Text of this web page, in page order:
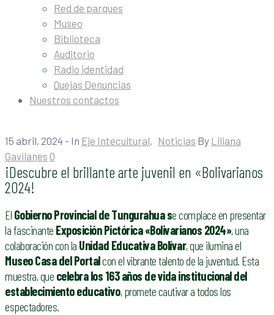
Red de parques
Museo
Biblioteca
Auditorio
Radio identidad
Quejas Denuncias
Nuestros contactos
15 abril, 2024 - In Eje Intecultural‚ Noticias By Liliana
Gavilanes 0
¡Descubre el brillante arte juvenil en «Bolivarianos
2024!
El Gobierno Provincial de Tungurahua se complace en presentar
la fascinante Exposición Pictórica «Bolivarianos 2024», una
colaboración con la Unidad Educativa Bolívar, que ilumina el
Museo Casa del Portalcon el vibrante talento de la juventud. Esta
muestra, que celebra los 163 años de vida institucional del
establecimiento educativo, promete cautivar a todos los
espectadores.